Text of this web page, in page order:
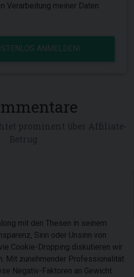
Verarbeitung meiner Daten
ANMELDEN!
mit den Thesen in seinem
Sinn oder Unsinn von
Cookie-Dropping diskutieren wir
Mit zunehmender Professionalität
Negativ-Faktoren an Gewicht